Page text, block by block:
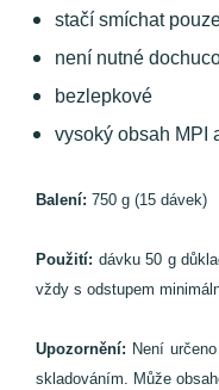
stačí smíchat
není nutné
bezlepkové
vysoký obsah MPI
Balení: 750 g (15 dávek)
Použití: dávku 50 g
vždy s odstupem
Upozornění: Není
skladováním. Může